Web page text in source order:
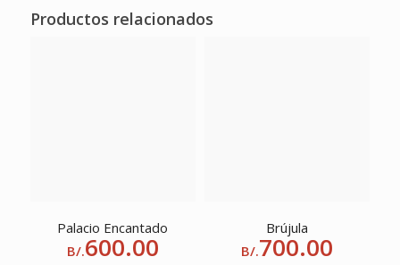
Productos relacionados
Palacio Encantado
B/.600.00
Brújula
B/.700.00